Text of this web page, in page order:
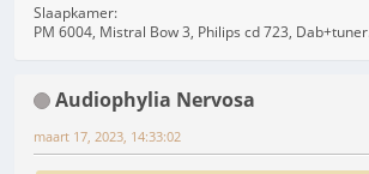
Slaapkamer:
PM 6004, Mistral Bow 3, Philips cd 723,
Audiophylia Nervosa
maart 17, 2023, 14:33:02